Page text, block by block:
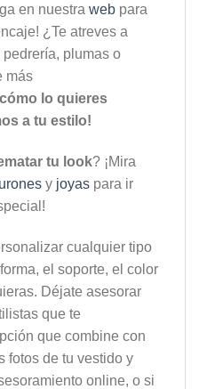
en nuestra web para
¿Te atreves a
plumas o
más
lo quieres
a tu estilo!
tu look? ¡Mira
y joyas para ir
cualquier tipo
el soporte, el color
Déjate asesorar
que te
que combine con
fotos de tu vestido y
online, o si